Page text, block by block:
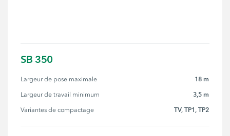
SB 350
Largeur de pose maximale 18 m
Largeur de travail minimum 3,5 m
Variantes de compactage TV, TP1, TP2